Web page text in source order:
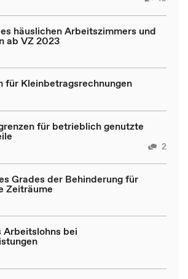
häuslichen Arbeitszimmers und
ab VZ 2023
für Kleinbetragsrechnungen
für betrieblich genutzte
2
Grades der Behinderung für
Zeiträume
Arbeitslohns bei